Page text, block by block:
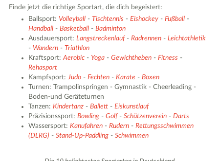
Finde jetzt die richtige Sportart, die dich begeistert:
Ballsport: Volleyball -Tischtennis -Eishockey -Fußball -
Handball -Basketball -Badminton
Ausdauersport:Langstreckenlauf-Radrennen -Leichtathletik
- Wandern -Triathlon
Kraftsport:Aerobic - Yoga -Gewichtheben -Fitness -
Rehasport
Kampfsport:Judo -Fechten -Karate -Boxen
Turnen: Trampolinspringen - Gymnastik - Cheerleading -
Boden-und Geräteturnen
Tanzen:Kindertanz -Ballett -Eiskunstlauf
Präzisionssport:Bowling -Golf-Schützenverein -Darts
Wassersport:Kanufahren -Rudern -Rettungsschwimmen
(DLRG) -Stand-Up-Paddling -Schwimmen